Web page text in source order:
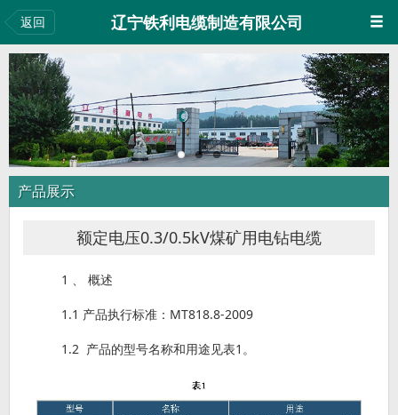
返回 辽宁铁利电缆制造有限公司
产品展示
额定电压0.3/0.5kV煤矿用电钻电缆
1 、 概述
1.1 产品执行标准：MT818.8-2009
1.2 产品的型号名称和用途见表1。